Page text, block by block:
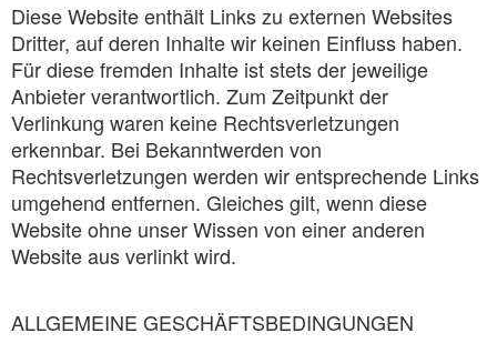
Diese Website enthält Links zu externen Websites
Dritter, auf deren Inhalte wir keinen Einfluss haben.
Für diese fremden Inhalte ist stets der jeweilige
Anbieter verantwortlich. Zum Zeitpunkt der
Verlinkung waren keine Rechtsverletzungen
erkennbar. Bei Bekanntwerden von
Rechtsverletzungen werden wir entsprechende Links
umgehend entfernen. Gleiches gilt, wenn diese
Website ohne unser Wissen von einer anderen
Website aus verlinkt wird.
ALLGEMEINE GESCHÄFTSBEDINGUNGEN